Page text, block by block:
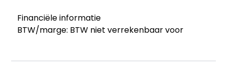
Financiële informatie
BTW/marge: BTW niet verrekenbaar voor